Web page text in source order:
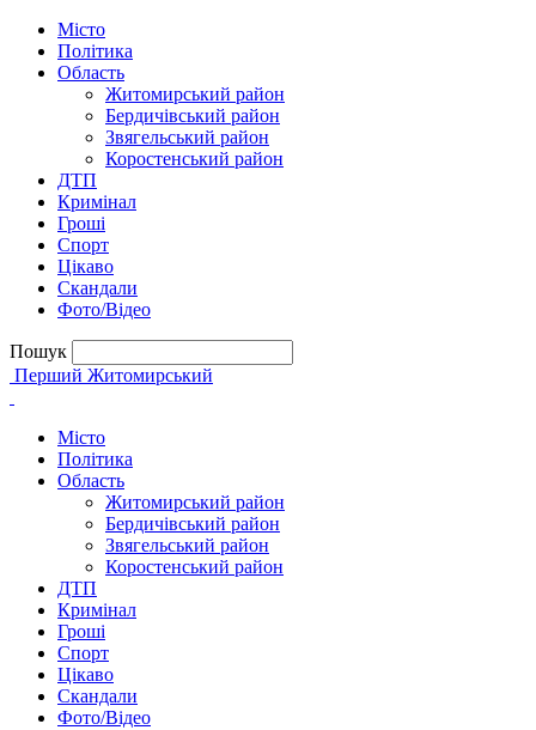
Місто
Політика
Область
Житомирський район
Бердичівський район
Звягельський район
Коростенський район
ДТП
Кримінал
Гроші
Спорт
Цікаво
Скандали
Фото/Відео
Пошук
Перший Житомирський
Місто
Політика
Область
Житомирський район
Бердичівський район
Звягельський район
Коростенський район
ДТП
Кримінал
Гроші
Спорт
Цікаво
Скандали
Фото/Відео